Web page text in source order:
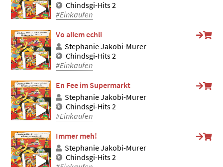
Chindsgi-Hits 2
#Einkaufen
Vo allem echli
Stephanie Jakobi-Murer
Chindsgi-Hits 2
#Einkaufen
En Fee im Supermarkt
Stephanie Jakobi-Murer
Chindsgi-Hits 2
#Einkaufen
Immer meh!
Stephanie Jakobi-Murer
Chindsgi-Hits 2